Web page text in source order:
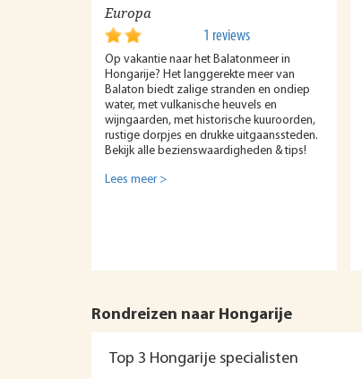
Europa
1 reviews
Op vakantie naar het Balatonmeer in
Hongarije? Het langgerekte meer van
Balaton biedt zalige stranden en ondiep
water, met vulkanische heuvels en
wijngaarden, met historische kuuroorden,
rustige dorpjes en drukke uitgaanssteden.
Bekijk alle bezienswaardigheden & tips!
Lees meer >
Rondreizen naar Hongarije
Top 3 Hongarije specialisten